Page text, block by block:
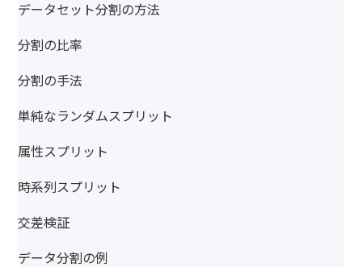
データセット分割の方法
分割の比率
分割の手法
単純なランダムスプリット
属性スプリット
時系列スプリット
交差検証
データ分割の例